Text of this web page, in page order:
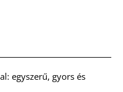
egyszerű, gyors és